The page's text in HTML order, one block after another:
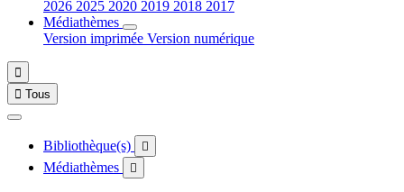
2026 2025 2020 2019 2018 2017
Médiathèmes
Version imprimée Version numérique

 Tous
Bibliothèque(s) 
Médiathèmes 